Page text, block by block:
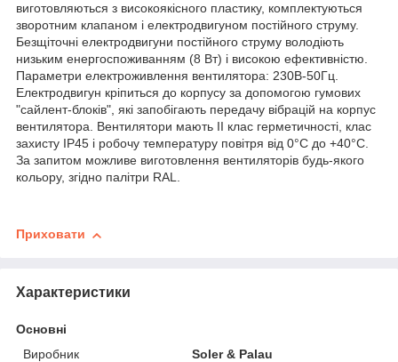
виготовляються з високоякісного пластику, комплектуються
зворотним клапаном і електродвигуном постійного струму.
Безщіточні електродвигуни постійного струму володіють
низьким енергоспоживанням (8 Вт) і високою ефективністю.
Параметри електроживлення вентилятора: 230В-50Гц.
Електродвигун кріпиться до корпусу за допомогою гумових
"сайлент-блоків", які запобігають передачу вібрацій на корпус
вентилятора. Вентилятори мають II клас герметичності, клас
захисту IP45 і робочу температуру повітря від 0°С до +40°С.
За запитом можливе виготовлення вентиляторів будь-якого
кольору, згідно палітри RAL.
Приховати
Характеристики
Основні
Виробник
Soler & Palau